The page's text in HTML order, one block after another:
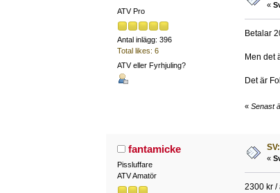
ATV Pro
Antal inlägg: 396
Total likes: 6
ATV eller Fyrhjuling?
«
Betalar
Men det
Det är
« Senast
fantamicke
Pissluffare
ATV Amatör
«
2300 kr /